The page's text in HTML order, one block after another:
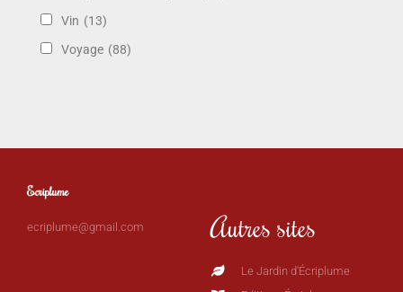
Vin (13)
Voyage (88)
Ecriplume
ecriplume@gmail.com Autres sites
Le Jardin d'Écriplume